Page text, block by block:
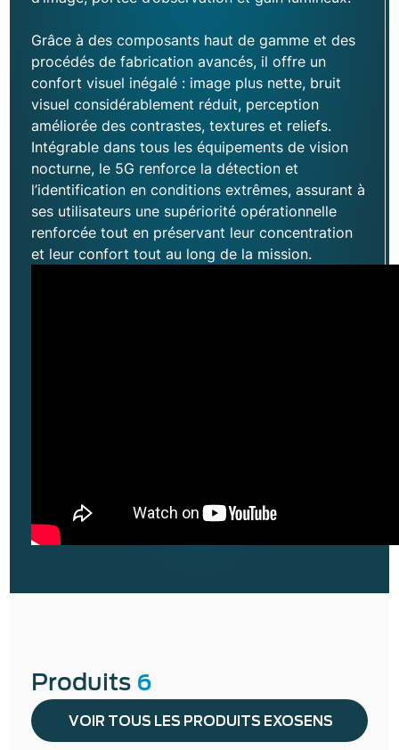
disposer des meilleurs tubes intensificateurs
obtenir les meilleures images de vision
nocturne, il est crucial de choisir des tubes
intensificateurs de lumière de qualité.
Exosens, avec ses produits à haute
performance, améliore la connaissance
tactique, l’agilité, la mobilité et les capacités
de ciblage des opérateurs, même dans les
nuits les plus sombres. Avec une offre une
gamme variée de tubes intensificateurs de
lumière, Exosens permet aux utilisateurs de
choisir l’équipement le plus adapté à leur
Grâce à des composants haut de gamme et des
procédés de fabrication avancés, il offre un
confort visuel inégalé : image plus nette, bruit
visuel considérablement réduit, perception
améliorée des contrastes, textures et reliefs.
Intégrable dans tous les équipements de vision
nocturne, le 5G renforce la détection et
l’identification en conditions extrêmes, assurant à
ses utilisateurs une supériorité opérationnelle
renforcée tout en préservant leur concentration
et leur confort tout au long de la mission.
Produits 6
VOIR TOUS LES PRODUITS EXOSENS